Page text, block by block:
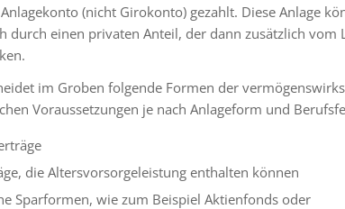
(nicht Girokonto) gezahlt. Diese Anlage
durch einen privaten Anteil, der dann zusätzlich vom
im Groben folgende Formen der
Voraussetzungen je nach Anlageform und
die Altersvorsorgeleistung enthalten können
Sparformen, wie zum Beispiel Aktienfonds oder